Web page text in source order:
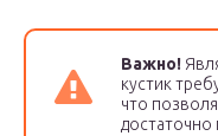
Важно!
кустик
что